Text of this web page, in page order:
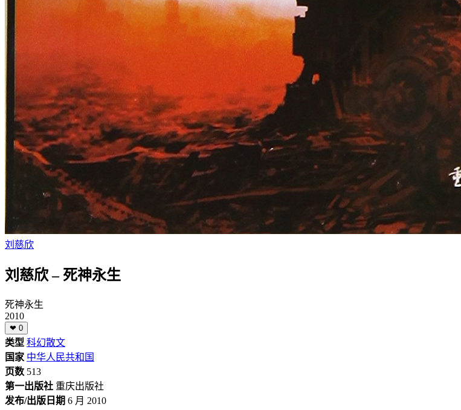
刘慈欣
刘慈欣 – 死神永生
死神永生
2010
❤ 0
类型 科幻散文
国家 中华人民共和国
页数 513
第一出版社 重庆出版社
发布/出版日期 6 月 2010